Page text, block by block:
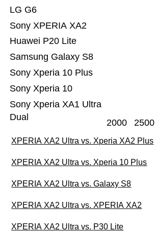
Sony Xperia XA1 Ultra
Dual
Sony Xperia 10
Sony Xperia 10 Plus
Samsung Galaxy S8
Huawei P20 Lite
Sony XPERIA XA2
LG G6
2000 2500
XPERIA XA2 Ultra vs. Xperia XA2 Plus
XPERIA XA2 Ultra vs. Xperia 10 Plus
XPERIA XA2 Ultra vs. Galaxy S8
XPERIA XA2 Ultra vs. XPERIA XA2
XPERIA XA2 Ultra vs. P30 Lite